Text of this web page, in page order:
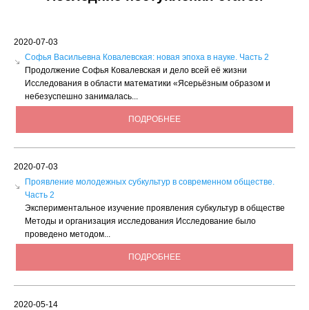
2020-07-03
Софья Васильевна Ковалевская: новая эпоха в науке. Часть 2
Продолжение Софья Ковалевская и дело всей её жизни
Исследования в области математики «Ясерьёзным образом и
небезуспешно занималась...
ПОДРОБНЕЕ
2020-07-03
Проявление молодежных субкультур в современном обществе.
Часть 2
Экспериментальное изучение проявления субкультур в обществе
Методы и организация исследования Исследование было
проведено методом...
ПОДРОБНЕЕ
2020-05-14